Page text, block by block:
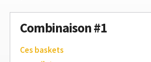
Combinaison #1
Ces baskets